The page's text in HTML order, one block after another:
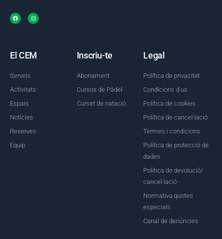
El CEM
Serveis
Activitats
Espais
Notícies
Reserves
Equip
Inscriu-te
Abonament
Cursos de Pàdel
Curset de natació
Legal
Política de privacitat
Condicions d'us
Política de cookies
Política de cancel·lació
Termes i condicions
Política de protecció de
dades
Política de devolució/
cancel·lació
Normativa quotes
especials
Canal de denúncies